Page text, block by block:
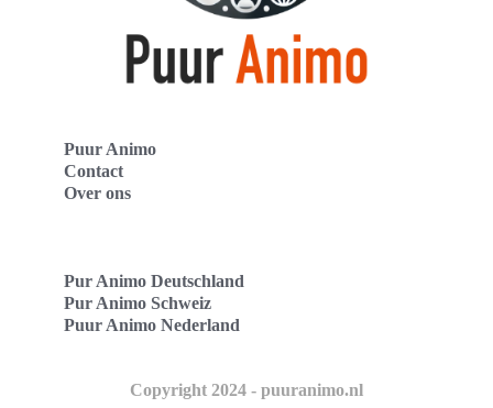
Puur Animo
Contact
Over ons
Pur Animo Deutschland
Pur Animo Schweiz
Puur Animo Nederland
Copyright 2024 - puuranimo.nl